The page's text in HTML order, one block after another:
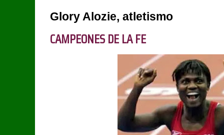
Glory Alozie, atletismo
CAMPEONES DE LA FE